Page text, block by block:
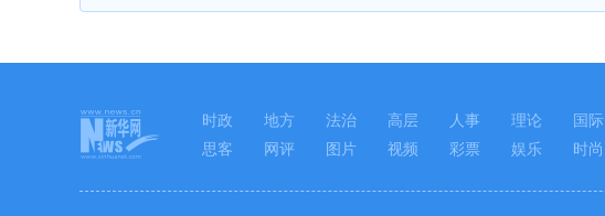
时政 地方 法治 高层 人事 理论 国际
思客
网评 图片 视频 彩票 娱乐 时尚